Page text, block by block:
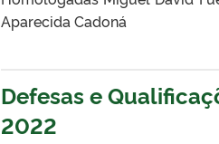
Aparecida Cadoná
Defesas e
2022